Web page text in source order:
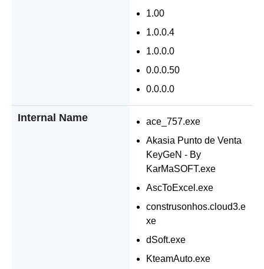
1.00
1.0.0.4
1.0.0.0
0.0.0.50
0.0.0.0
Internal Name
ace_757.exe
Akasia Punto de Venta
KeyGeN - By
KarMaSOFT.exe
AscToExcel.exe
construsonhos.cloud3.e
xe
dSoft.exe
KteamAuto.exe